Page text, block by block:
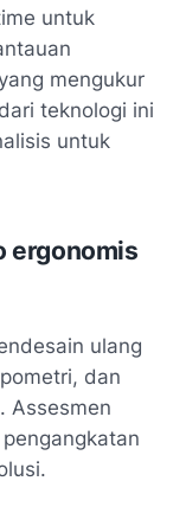
untuk
mengukur
teknologi ini
untuk
ergonomis
ulang
dan
Assesmen